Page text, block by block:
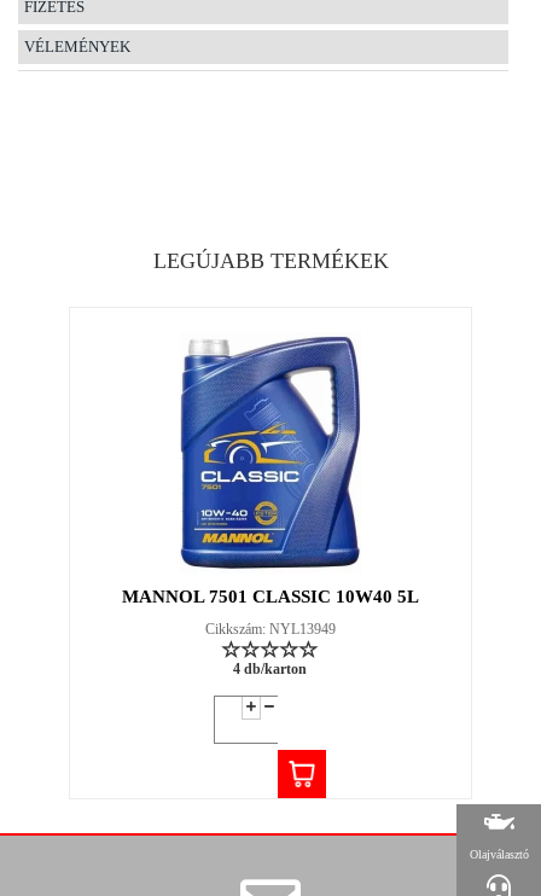
FIZETÉS
VÉLEMÉNYEK
LEGÚJABB TERMÉKEK
MANNOL 7501 CLASSIC 10W40 5L
Cikkszám: NYL13949
4 db/karton
Olajválasztó